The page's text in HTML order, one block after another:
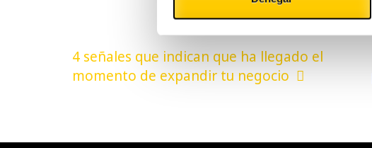
Navegación
de
4 señales que indican que ha llegado el
momento de expandir tu negocio